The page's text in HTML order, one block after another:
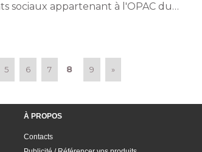
sociaux appartenant à l'OPAC du
5 6 7 8 9 »
À PROPOS
Contacts